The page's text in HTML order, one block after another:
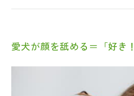
愛犬が顔を舐める＝「好き